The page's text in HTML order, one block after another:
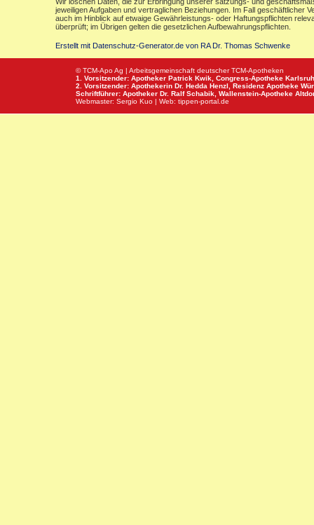
jeweiligen Aufgaben und vertraglichen Beziehungen. Im Fall geschäftlicher
auch im Hinblick auf etwaige Gewährleistungs- oder Haftungspflichten
überprüft; im Übrigen gelten die gesetzlichen Aufbewahrungspflichten.
Erstellt mit Datenschutz-Generator.de von RA Dr. Thomas Schwenke
© TCM-Apo Ag | Arbeitsgemeinschaft deutscher TCM-Apotheken
1. Vorsitzender: Apotheker Patrick Kwik, Congress-Apotheke
2. Vorsitzender: Apothekerin Dr. Hedda Henzl, Residenz Apotheke
Schriftführer: Apotheker Dr. Ralf Schabik, Wallenstein-Apotheke
Webmaster: Sergio Kuo | Web: tippen-portal.de